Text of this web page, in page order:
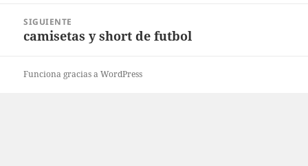
SIGUIENTE
Entrada
camisetas y short de futbol
Funciona gracias a WordPress